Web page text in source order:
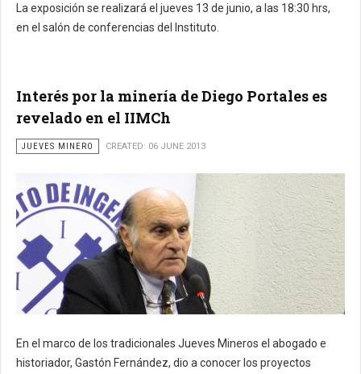
La exposición se realizará el jueves 13 de junio, a las 18:30 hrs,
en el salón de conferencias del Instituto.
Interés por la minería de Diego Portales es
revelado en el IIMCh
JUEVES MINERO CREATED: 06 JUNE 2013
En el marco de los tradicionales Jueves Mineros el abogado e
historiador, Gastón Fernández, dio a conocer los proyectos